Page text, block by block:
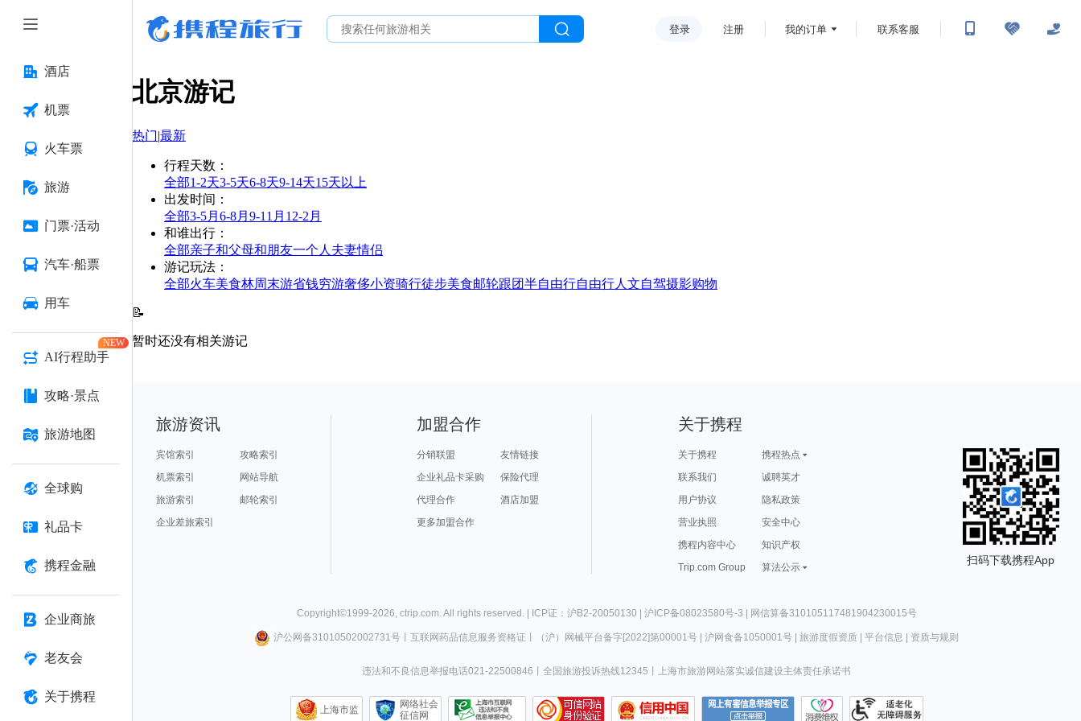
酒店
机票
火车票
旅游
门票·活动
汽车·船票
用车
AI行程助手
NEW
攻略·景点
旅游地图
全球购
礼品卡
携程金融
企业商旅
老友会
关于携程
登录 注册 我的订单 联系客服
北京游记
热门|最新
行程天数 ：
全部1-2天3-5天6-8天9-14天15天以上
出发时间 ：
全部3-5月 6-8月 9-11月 12-2月
和谁出行 ：
全部亲子和父母和朋友一个人 夫妻情侣
游记玩法 ：
全部火车美食林周末游省钱穷游奢侈小资骑行徒步美食邮轮跟团半自由行自由行人文自驾摄影购物
📝
暂时还没有相关游记
旅游资讯
宾馆索引
攻略索引
机票索引
网站导航
旅游索引
邮轮索引
企业差旅索引
加盟合作
分销联盟
友情链接
企业礼品卡采购
保险代理
代理合作
酒店加盟
更多加盟合作
关于携程
关于携程
携程热点
联系我们
诚聘英才
用户协议
隐私政策
营业执照
安全中心
携程内容中心
知识产权
Trip.com Group
算法公示
扫码下载携程App
Copyright©1999-2026, ctrip.com. All rights reserved. | ICP证：沪B2-20050130 | 沪ICP备08023580号-3 | 网信算备310105117481904230015号
沪公网备31010502002731号丨 互联网药品信息服务资格证 （沪）网械平台备字[2022]第00001号| 沪网食备1050001号| 旅游度假资质| 平台信息 资质与规则
违法和不良信息举报电话021-22500846 全国旅游投诉热线12345 上海市旅游网站落实诚信建设主体责任承诺书
上海市监
网络社会
征信网